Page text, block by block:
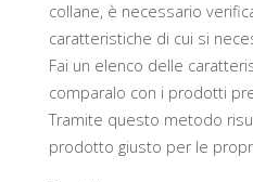
collane, è necessario
caratteristiche di cui si
Fai un elenco delle
comparalo con i prodotti
Tramite questo metodo
prodotto giusto per le